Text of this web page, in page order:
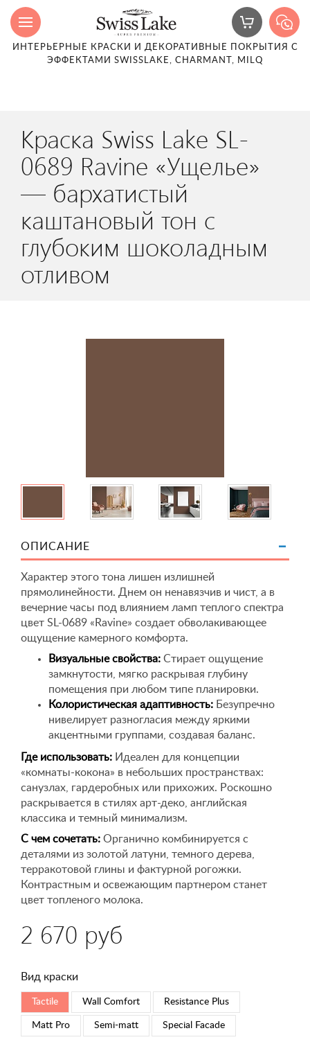
ИНТЕРЬЕРНЫЕ КРАСКИ И ДЕКОРАТИВНЫЕ ПОКРЫТИЯ С
ЭФФЕКТАМИ SWISSLAKE, CHARMANT, MILQ
Краска Swiss Lake SL-
0689 Ravine «Ущелье»
— бархатистый
каштановый тон с
глубоким шоколадным
отливом
ОПИСАНИЕ
Характер этого тона лишен излишней
прямолинейности. Днем он ненавязчив и чист, а в
вечерние часы под влиянием ламп теплого спектра
цвет SL-0689 «Ravine» создает обволакивающее
ощущение камерного комфорта.
Визуальные свойства: Стирает ощущение
замкнутости, мягко раскрывая глубину
помещения при любом типе планировки.
Колористическая адаптивность: Безупречно
нивелирует разногласия между яркими
акцентными группами, создавая баланс.
Где использовать: Идеален для концепции
«комнаты-кокона» в небольших пространствах:
санузлах, гардеробных или прихожих. Роскошно
раскрывается в стилях арт-деко, английская
классика и темный минимализм.
С чем сочетать: Органично комбинируется с
деталями из золотой латуни, темного дерева,
терракотовой глины и фактурной рогожки.
Контрастным и освежающим партнером станет
цвет топленого молока.
2 670 руб
Вид краски
Tactile Wall Comfort Resistance Plus
Matt Pro Semi-matt Special Faсade